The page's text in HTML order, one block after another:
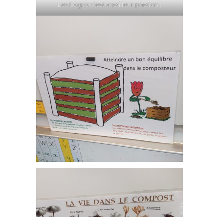
Les Legos c’est aussi leur passion !